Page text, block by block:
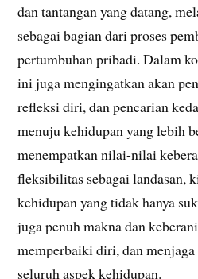
dan tantangan yang datang,
sebagai bagian dari proses
pertumbuhan pribadi. Dalam
ini juga mengingatkan akan
refleksi diri, dan pencarian
menuju kehidupan yang lebih
menempatkan nilai-nilai
fleksibilitas sebagai landasan,
kehidupan yang tidak hanya
juga penuh makna dan
memperbaiki diri, dan
seluruh aspek kehidupan.